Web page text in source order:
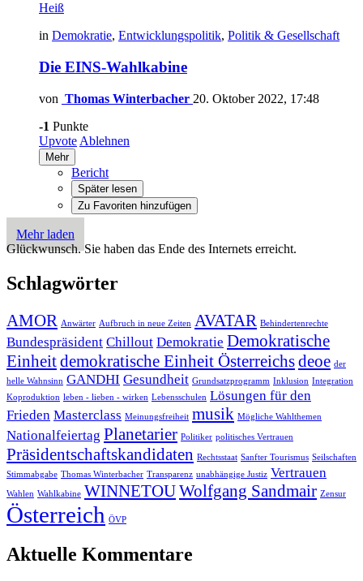
Heiß
in Demokratie, Entwicklungspolitik, Politik & Gesellschaft
Die EINS-Wahlkabine
von Thomas Winterbacher 20. Oktober 2022, 17:48
-1 Punkte
Upvote Ablehnen
Mehr
Bericht
Später lesen
Zu Favoriten hinzufügen
Mehr laden
Glückwunsch. Sie haben das Ende des Internets erreicht.
Schlagwörter
AMOR Anwärter Aufbruch in neue Zeiten AVATAR Behindertenrechte
Bundespräsident Chillout Demokratie Demokratische
Einheitdemokratische Einheit Österreichsdeoe der
helle Wahnsinn GANDHI Gesundheit Grundsatzprogramm Inklusion Integration
Koproduktion leben - lieben - wirken Lebensschulen Lösungen für den
Frieden Masterclass Meinungsfreiheit musik Mögliche Wahlthemen
Nationalfeiertag Planetarier Politiker politisches Vertrauen
Präsidentschaftskandidaten Rechtsstaat Sanfter Tourismus Seilschaften
Stimmabgabe Thomas Winterbacher Transparenz unabhängige Justiz Vertrauen
Wahlen Wahlkabine WINNETOUWolfgang Sandmair Zensur
Österreich ÖVP
Aktuelle Kommentare